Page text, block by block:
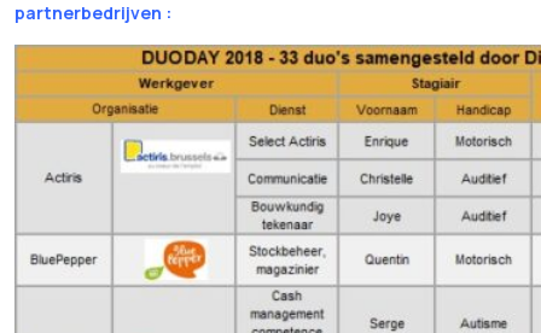
partnerbedrijven :